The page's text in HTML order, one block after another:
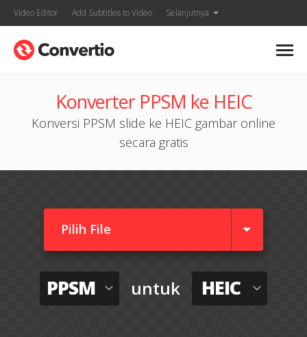
Video Editor Add Subtitles to Video Selanjutnya
Konverter PPSM ke HEIC
Konversi PPSM slide ke HEIC gambar online
secara gratis
Pilih File
PPSM untuk HEIC